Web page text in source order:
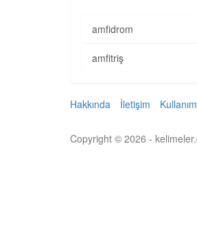
amfidrom
amfitriş
Hakkında İletişim
Copyright © 2026 -